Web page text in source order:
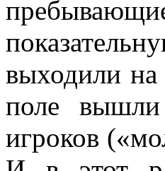
выходили на
поле
игроков